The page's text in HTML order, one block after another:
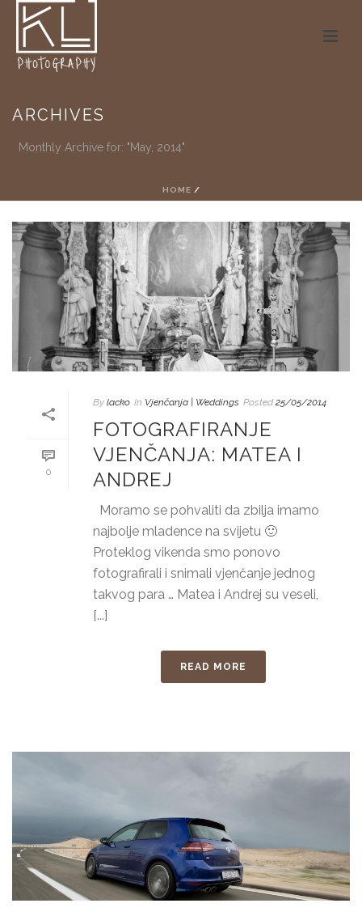
ARCHIVES
Monthly Archive for: "May, 2014"
HOME /
0
By lacko In Vjenčanja | Weddings Posted 25/05/2014
FOTOGRAFIRANJE
VJENČANJA: MATEA I
ANDREJ
Moramo se pohvaliti da zbilja imamo
najbolje mladence na svijetu 🙂
Proteklog vikenda smo ponovo
fotografirali i snimali vjenčanje jednog
takvog para … Matea i Andrej su veseli,
[...]
READ MORE